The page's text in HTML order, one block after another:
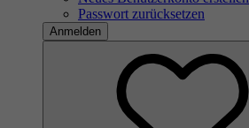
Passwort zurücksetzen
Anmelden